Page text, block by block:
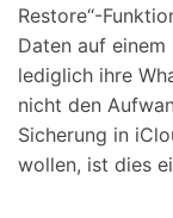
Restore“-
Daten auf einem
lediglich ihre
nicht den
Sicherung in
wollen, ist dies